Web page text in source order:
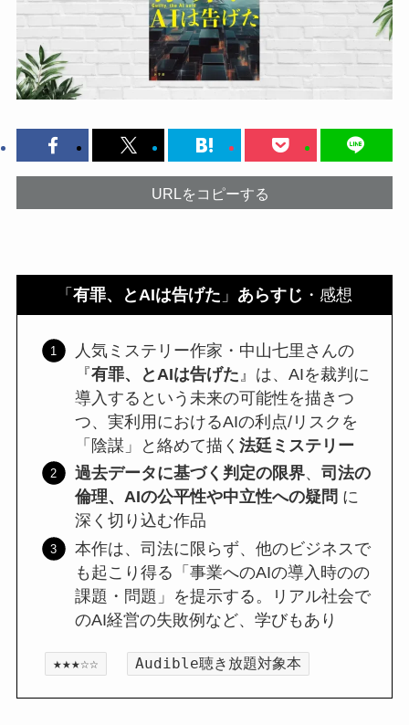
URLをコピーする
「 有罪、とAIは告げた 」 あらすじ ・感想
人気ミステリー作家・中山七里さんの
『有罪、とAIは告げた 』は、AIを裁判に
導入するという未来の可能性を描きつ
つ、実利用におけるAIの利点/リスクを
「陰謀」と絡めて描く 法廷ミステリー
過去データに基づく判定の限界、 司法の
倫理、 AIの公平性や中立性への疑問 に
深く切り込む作品
本作は、司法に限らず、他のビジネスで
も起こり得る「事業へのAIの導入時のの
課題・問題」を提示する。リアル社会で
のAI経営の失敗例など、学びもあり
★★★☆☆ Audible聴き放題対象本